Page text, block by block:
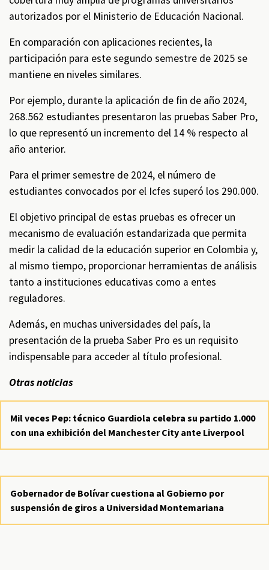
autorizados por el Ministerio de Educación Nacional.
En comparación con aplicaciones recientes, la
participación para este segundo semestre de 2025 se
mantiene en niveles similares.
Por ejemplo, durante la aplicación de fin de año 2024,
268.562 estudiantes presentaron las pruebas Saber Pro,
lo que representó un incremento del 14 % respecto al
año anterior.
Para el primer semestre de 2024, el número de
estudiantes convocados por el Icfes superó los 290.000.
El objetivo principal de estas pruebas es ofrecer un
mecanismo de evaluación estandarizada que permita
medir la calidad de la educación superior en Colombia y,
al mismo tiempo, proporcionar herramientas de análisis
tanto a instituciones educativas como a entes
reguladores.
Además, en muchas universidades del país, la
presentación de la prueba Saber Pro es un requisito
indispensable para acceder al título profesional.
Otras noticias
Mil veces Pep: técnico Guardiola celebra su partido 1.000
con una exhibición del Manchester City ante Liverpool
Gobernador de Bolívar cuestiona al Gobierno por
suspensión de giros a Universidad Montemariana